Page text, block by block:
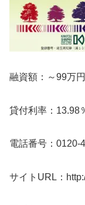
融資額：～99万円
貸付利率：13.98
電話番号：0120-
サイトURL：